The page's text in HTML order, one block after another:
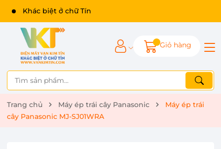
Khác biệt ở chữ Tín
Giỏ hàng
Trang chủ Máy ép trái cây Panasonic
Máy ép trái
cây Panasonic MJ-SJ01WRA